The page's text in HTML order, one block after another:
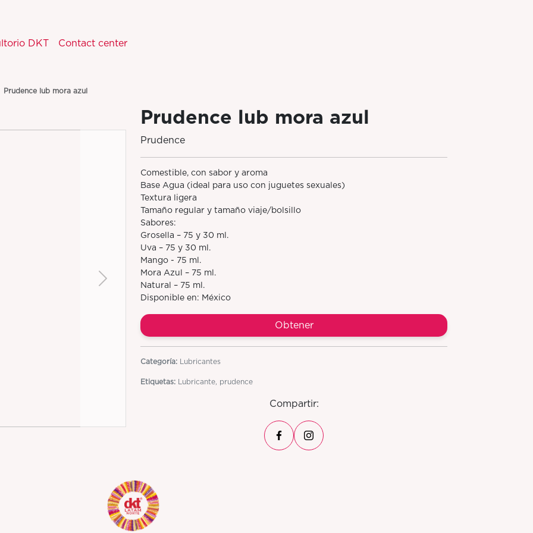
DKT Contact center
Prudence lub mora azul
Next
Prudence lub mora azul
Prudence
Comestible, con sabor y aroma
Base Agua (ideal para uso con juguetes sexuales)
Textura ligera
Tamaño regular y tamaño viaje/bolsillo
Sabores:
Grosella – 75 y 30 ml.
Uva – 75 y 30 ml.
Mango - 75 ml.
Mora Azul – 75 ml.
Natural – 75 ml.
Disponible en: México
Obtener
Categoría: Lubricantes
Etiquetas: Lubricante, prudence
Compartir: